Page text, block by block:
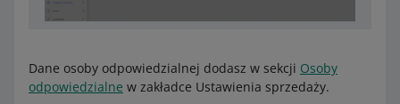
Dane osoby odpowiedzialnej dodasz w sekcji Osoby
odpowiedzialne w zakładce Ustawienia sprzedaży.